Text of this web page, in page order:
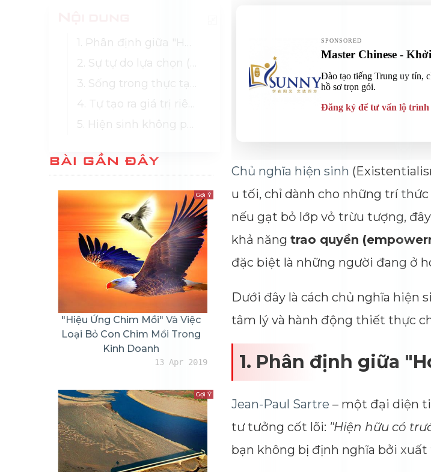
BÀI GẦN ĐÂY
Gợi Ý
"Hiệu Ứng Chim Mồi" Và Việc
Loại Bỏ Con Chim Mồi Trong
Kinh Doanh
13 Apr 2019
Gợi Ý
Chủ nghĩa hiện sinh
u tối, chỉ dành cho những trí
nếu gạt bỏ lớp vỏ trừu tượng,
khả năng trao quyền
đặc biệt là những người đang ở
Dưới đây là cách chủ nghĩa hiện
tâm lý và hành động thiết thực
1. Phân định giữa
Jean-Paul Sartre – một đại diện
tư tưởng cốt lõi: "Hiện hữu có
bạn không bị định nghĩa bởi xuất